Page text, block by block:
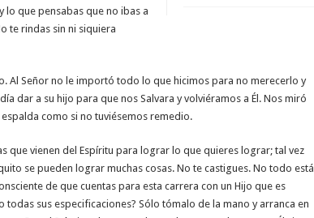
lo que pensabas que no ibas a
te rindas sin ni siquiera
Al Señor no le importó todo lo que hicimos para no merecerlo y
dar a su hijo para que nos Salvara y volviéramos a Él. Nos miró
como si no tuviésemos remedio.
que vienen del Espíritu para lograr lo que quieres lograr; tal vez
se pueden lograr muchas cosas. No te castigues. No todo está
de que cuentas para esta carrera con un Hijo que es
todas sus especificaciones? Sólo tómalo de la mano y arranca en